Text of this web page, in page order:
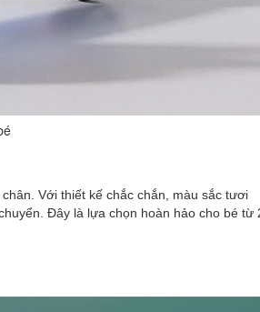
Với thiết kế chắc chắn, màu sắc tươi
Đây là lựa chọn hoàn hảo cho bé từ